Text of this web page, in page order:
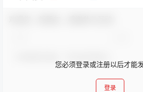
您必须登录或注册以后才能
登录